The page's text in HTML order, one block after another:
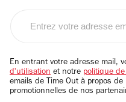
email
En entrant votre adresse mail,
d'utilisation et notre politique
emails de Time Out à propos
promotionnelles de nos